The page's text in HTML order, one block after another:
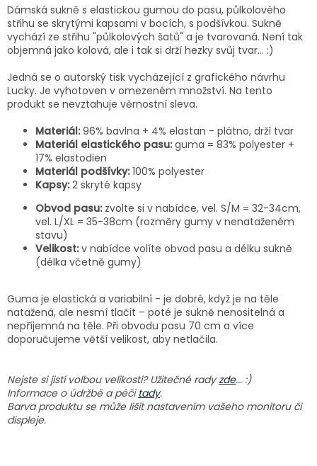
Dámská sukně s elastickou gumou do pasu, půlkolového
střihu se skrytými kapsami v bocích, s podšívkou. Sukně
vychází ze střihu "půlkolových šatů" a je tvarovaná. Není tak
objemná jako kolová, ale i tak si drží hezky svůj tvar... :)
Jedná se o autorský tisk vycházející z grafického návrhu
Lucky. Je vyhotoven v omezeném množství. Na tento
produkt se nevztahuje věrnostní sleva.
Materiál: 96% bavlna + 4% elastan - plátno, drží tvar
Materiál elastického pasu:guma = 83% polyester +
17% elastodien
Materiál podšívky: 100% polyester
Kapsy: 2 skryté kapsy
Obvod pasu: zvolte si v nabídce, vel. S/M = 32-34cm,
vel. L/XL = 35-38cm (rozměry gumy v nenataženém
stavu)
Velikost: v nabídce volíte obvod pasu a délku sukně
(délka včetně gumy)
Guma je elastická a variabilní - je dobré, když je na těle
natažená, ale nesmí tlačit – poté je sukně nenositelná a
nepříjemná na těle. Při obvodu pasu 70 cm a více
doporučujeme větší velikost, aby netlačila.
Nejste si jistí volbou velikosti? Užitečné radyzde... :)
Informace o údržbě a péčitady.
Barva produktu se může lišit nastavením vašeho monitoru či
displeje.